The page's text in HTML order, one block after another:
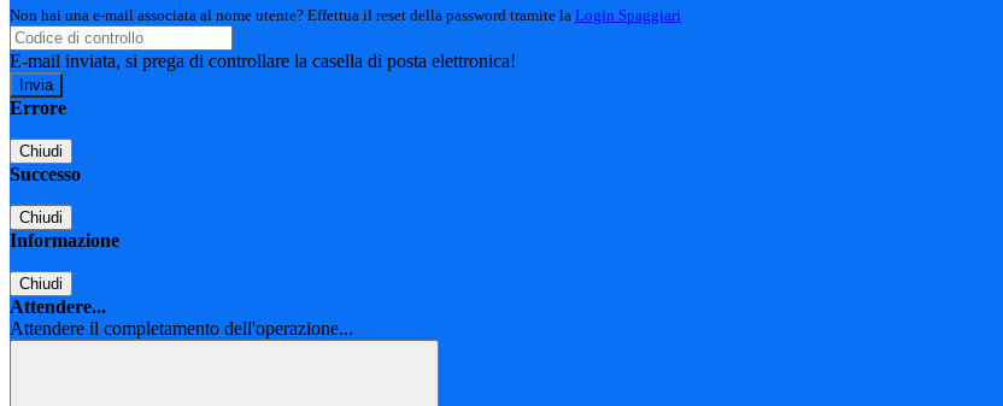
Non hai una e-mail associata al nome utente? Effettua il reset della password tramite la Login Spaggiari
E-mail inviata, si prega di controllare la casella di posta elettronica!
Errore
Chiudi
Successo
Chiudi
Informazione
Chiudi
Attendere...
Attendere il completamento dell'operazione...